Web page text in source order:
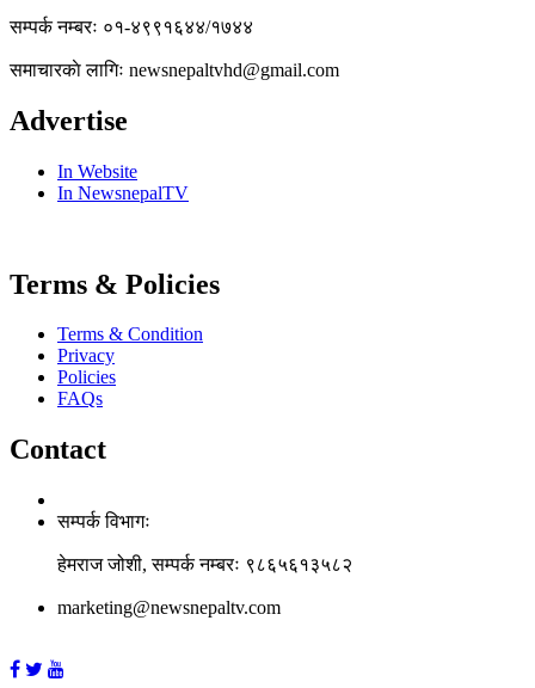
सम्पर्क नम्बरः ०१-४९९१६४४/१७४४
समाचारकाे लागिः newsnepaltvhd@gmail.com
Advertise
In Website
In NewsnepalTV
Terms & Policies
Terms & Condition
Privacy
Policies
FAQs
Contact
सम्पर्क विभागः
हेमराज जोशी, सम्पर्क नम्बरः ९८६५६१३५८२
marketing@newsnepaltv.com